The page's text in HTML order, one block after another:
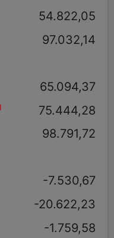
54.822,05
97.032,14
65.094,37
75.444,28
98.791,72
-7.530,67
-20.622,23
-1.759,58